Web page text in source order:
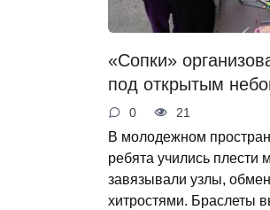
«Сопки»
под открытым
0 21
В молодежном
ребята учились плести
завязывали узлы,
хитростями. Браслеты